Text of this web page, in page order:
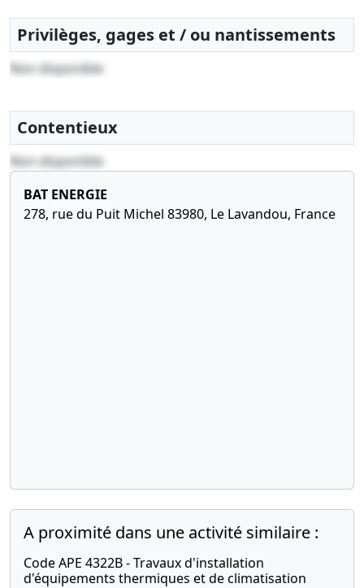
10-
01-
Statuts
constitutifs,
physique ,
de
président ,
Privilèges, gages et / ou nantissements
Non disponible
Contentieux
Non disponible
BAT ENERGIE
278, rue du Puit Michel 83980, Le Lavandou, France
A proximité dans une activité similaire :
Code APE 4322B - Travaux d'installation
d'équipements thermiques et de climatisation